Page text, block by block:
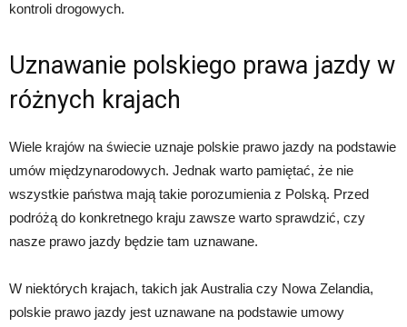
kontroli drogowych.
Uznawanie polskiego prawa jazdy w
różnych krajach
Wiele krajów na świecie uznaje polskie prawo jazdy na podstawie
umów międzynarodowych. Jednak warto pamiętać, że nie
wszystkie państwa mają takie porozumienia z Polską. Przed
podróżą do konkretnego kraju zawsze warto sprawdzić, czy
nasze prawo jazdy będzie tam uznawane.
W niektórych krajach, takich jak Australia czy Nowa Zelandia,
polskie prawo jazdy jest uznawane na podstawie umowy